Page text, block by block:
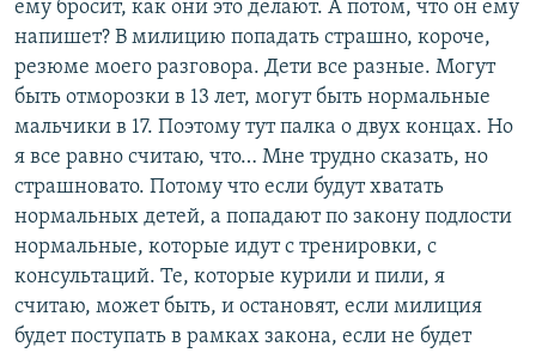
ему бросит, как они это делают. А потом, что он ему
напишет? В милицию попадать страшно, короче,
резюме моего разговора. Дети все разные. Могут
быть отморозки в 13 лет, могут быть нормальные
мальчики в 17. Поэтому тут палка о двух концах. Но
я все равно считаю, что… Мне трудно сказать, но
страшновато. Потому что если будут хватать
нормальных детей, а попадают по закону подлости
нормальные, которые идут с тренировки, с
консультаций. Те, которые курили и пили, я
считаю, может быть, и остановят, если милиция
будет поступать в рамках закона, если не будет